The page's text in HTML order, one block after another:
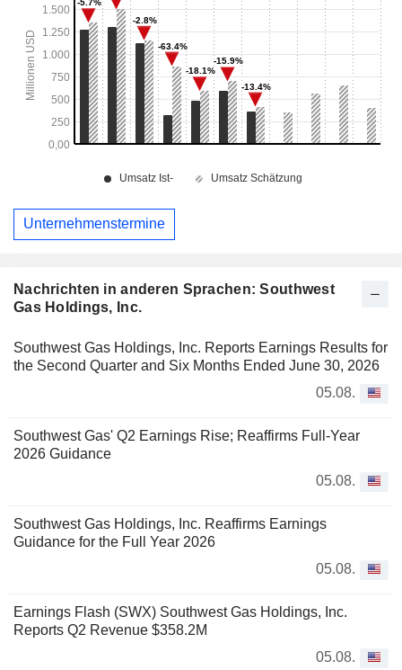
Nachrichten in anderen Sprachen: Southwest
Gas Holdings, Inc.
Southwest Gas Holdings, Inc. Reports Earnings Results for
the Second Quarter and Six Months Ended June 30, 2026
05.08.
Southwest Gas' Q2 Earnings Rise; Reaffirms Full-Year
2026 Guidance
05.08.
Southwest Gas Holdings, Inc. Reaffirms Earnings
Guidance for the Full Year 2026
05.08.
Earnings Flash (SWX) Southwest Gas Holdings, Inc.
Reports Q2 Revenue $358.2M
05.08.
Unternehmenstermine